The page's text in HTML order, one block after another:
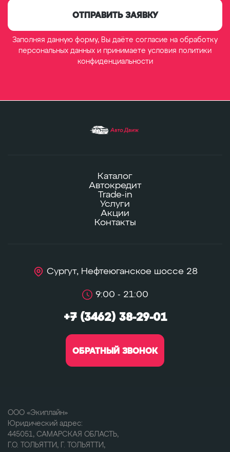
ОТПРАВИТЬ ЗАЯВКУ
Заполняя данную форму, Вы даёте согласие на обработку
персональных данных и принимаете условия политики
конфиденциальности
Каталог
Автокредит
Trade-in
Услуги
Акции
Контакты
Сургут, Нефтеюганское шоссе 28
+7 (3462) 38-29-01
9:00 - 21:00
ОБРАТНЫЙ ЗВОНОК
ООО «Экиплайн»
Юридический адрес:
445051, САМАРСКАЯ ОБЛАСТЬ,
Г.О. ТОЛЬЯТТИ, Г. ТОЛЬЯТТИ,